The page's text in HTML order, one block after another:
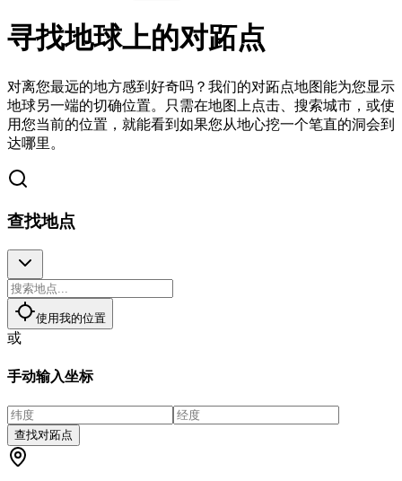
寻找地球上的对跖点
对离您最远的地方感到好奇吗？我们的对跖点地图能为您显示
地球另一端的切确位置。只需在地图上点击、搜索城市，或使
用您当前的位置，就能看到如果您从地心挖一个笔直的洞会到
达哪里。
查找地点
使用我的位置
或
手动输入坐标
查找对跖点